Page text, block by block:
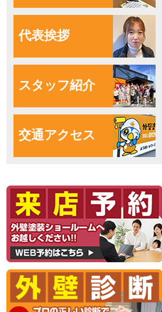
代表挨拶
スタッフ紹介
交通アクセス